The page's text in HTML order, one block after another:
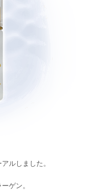
ルしました。
ゲン。